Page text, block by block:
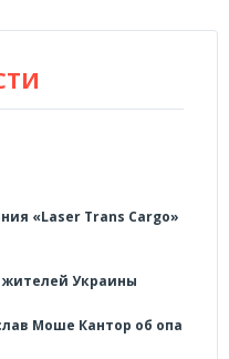
«Laser Trans Cargo»
жителей Украины
Моше Кантор об опа